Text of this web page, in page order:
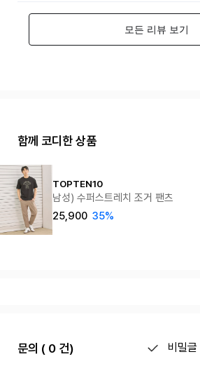
함께 코디한 상품
TOPTEN10
남성) 수퍼스트레치 조거 팬츠
25,900 35%
문의 ( 0 건) 비밀글